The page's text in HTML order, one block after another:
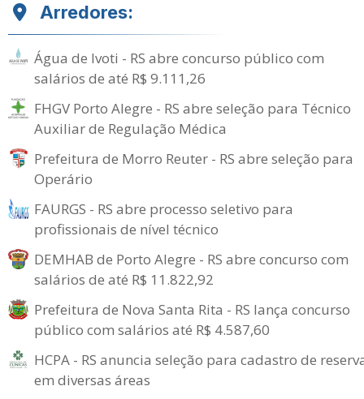
Arredores:
Água de Ivoti - RS abre concurso público com
salários de até R$ 9.111,26
FHGV Porto Alegre - RS abre seleção para Técnico
Auxiliar de Regulação Médica
Prefeitura de Morro Reuter - RS abre seleção para
Operário
FAURGS - RS abre processo seletivo para
profissionais de nível técnico
DEMHAB de Porto Alegre - RS abre concurso com
salários de até R$ 11.822,92
Prefeitura de Nova Santa Rita - RS lança concurso
público com salários até R$ 4.587,60
HCPA - RS anuncia seleção para cadastro de
em diversas áreas